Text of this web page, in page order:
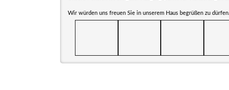
Wir würden uns freuen Sie in unserem Haus begrüßen zu dürfen.